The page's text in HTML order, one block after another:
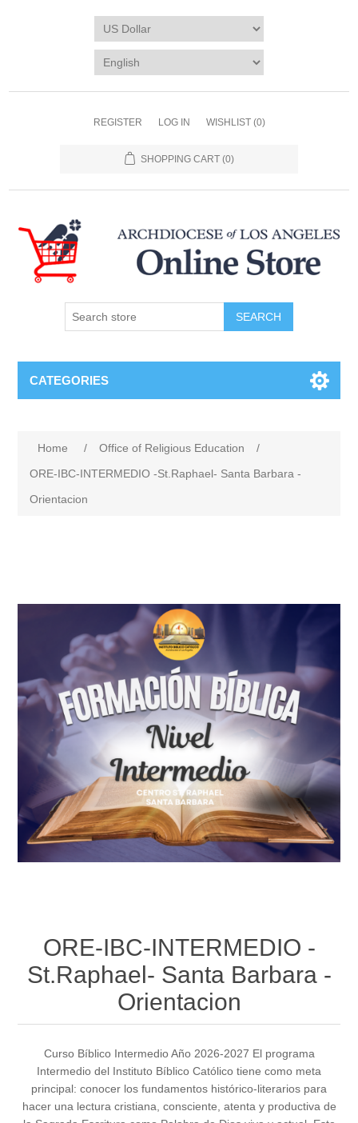
REGISTER LOG IN WISHLIST (0)
SHOPPING CART (0)
SEARCH
CATEGORIES
Home / Office of Religious Education
/
ORE-IBC-INTERMEDIO -St.Raphael- Santa Barbara -
Orientacion
ORE-IBC-INTERMEDIO -
St.Raphael- Santa Barbara -
Orientacion
Curso Bíblico Intermedio Año 2026-2027 El programa
Intermedio del Instituto Bíblico Católico tiene como meta
principal: conocer los fundamentos histórico-literarios para
hacer una lectura cristiana, consciente, atenta y productiva de